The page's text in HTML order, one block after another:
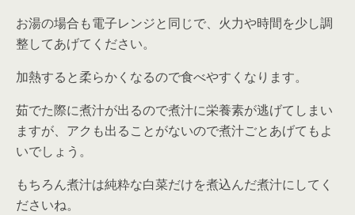
お湯の場合も電子レンジと同じで、火力や時間を少し調
整してあげてください。
加熱すると柔らかくなるので食べやすくなります。
茹でた際に煮汁が出るので煮汁に栄養素が逃げてしまい
ますが、アクも出ることがないので煮汁ごとあげてもよ
いでしょう。
もちろん煮汁は純粋な白菜だけを煮込んだ煮汁にしてく
ださいね。